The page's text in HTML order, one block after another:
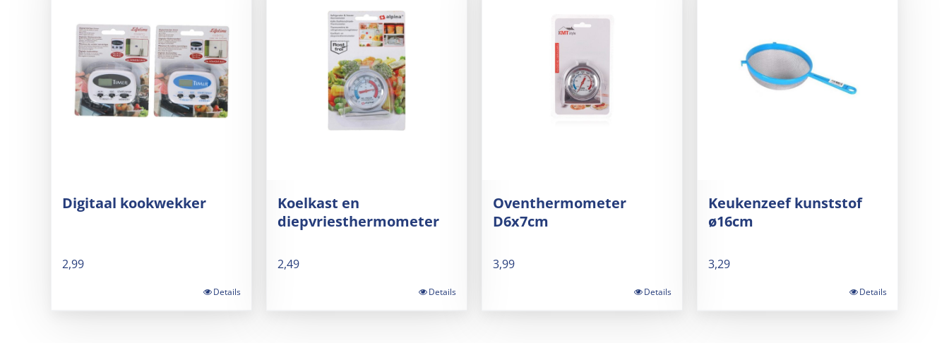
Digitaal kookwekker
2,99
Details
Koelkast en
diepvriesthermometer
2,49
Details
Oventhermometer
D6x7cm
3,99
Details
Keukenzeef kunststof
ø16cm
3,29
Details